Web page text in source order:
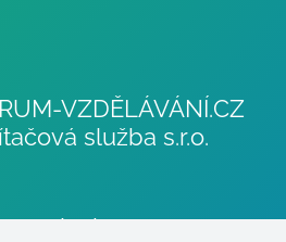
VZDĚLÁVÁNÍ.CZ
služba s.r.o.
sluzba.cz